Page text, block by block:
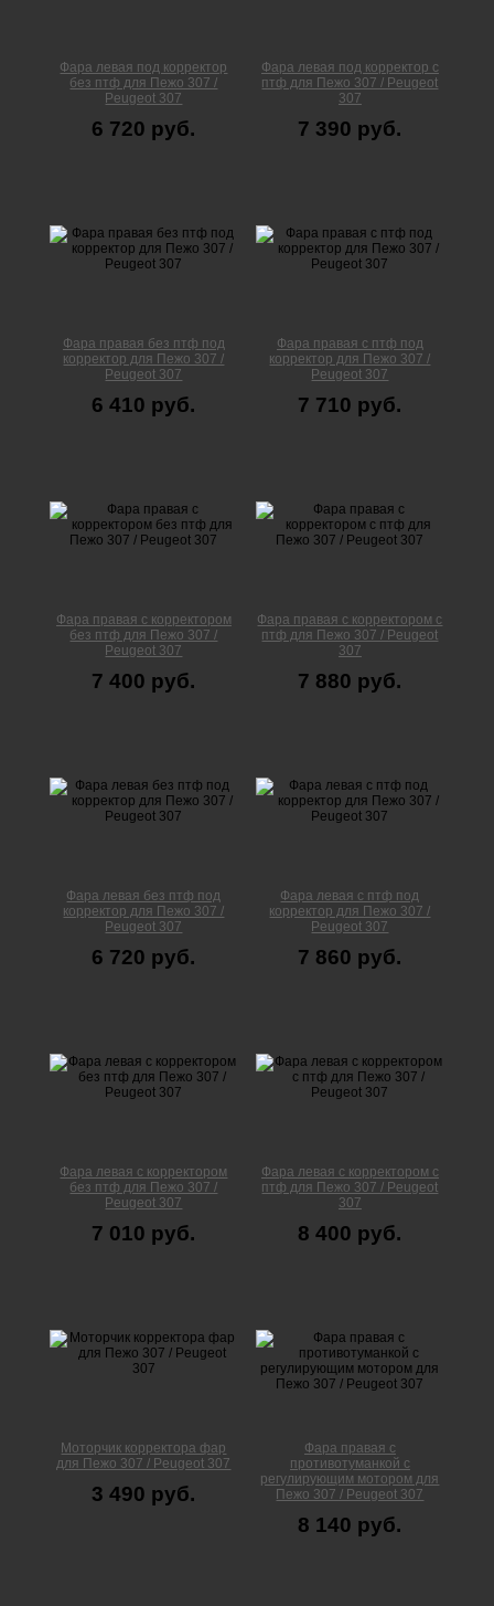
Фара левая под корректор
без птф для Пежо 307 /
Peugeot 307
6 720 руб.
Фара левая под корректор с
птф для Пежо 307 / Peugeot
307
7 390 руб.
Фара правая без птф под
корректор для Пежо 307 /
Peugeot 307
6 410 руб.
Фара правая с птф под
корректор для Пежо 307 /
Peugeot 307
7 710 руб.
Фара правая с корректором
без птф для Пежо 307 /
Peugeot 307
7 400 руб.
Фара правая с корректором с
птф для Пежо 307 / Peugeot
307
7 880 руб.
Фара левая без птф под
корректор для Пежо 307 /
Peugeot 307
6 720 руб.
Фара левая с птф под
корректор для Пежо 307 /
Peugeot 307
7 860 руб.
Фара левая с корректором
без птф для Пежо 307 /
Peugeot 307
7 010 руб.
Фара левая с корректором с
птф для Пежо 307 / Peugeot
307
8 400 руб.
Моторчик корректора фар
для Пежо 307 / Peugeot 307
3 490 руб.
Фара правая с
противотуманкой с
регулирующим мотором для
Пежо 307 / Peugeot 307
8 140 руб.